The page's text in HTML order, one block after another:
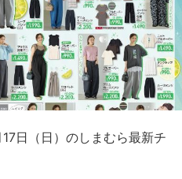
日（日）のしまむら最新チ